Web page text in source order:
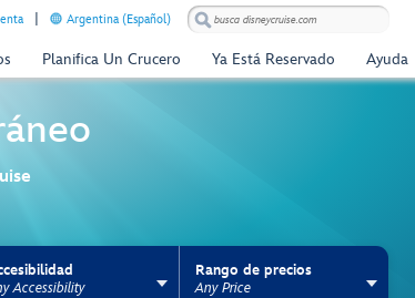
Argentina (Español)
Planifica Un Crucero Ya Está Reservado Ayuda
Accessibility
Rango de precios
Any Price